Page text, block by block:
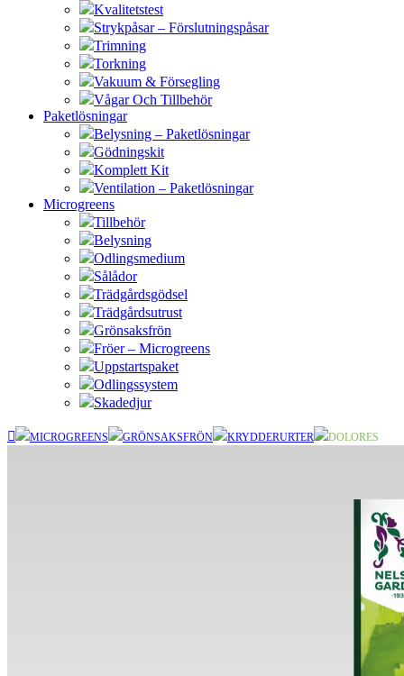
Kvalitetstest
Strykpåsar – Förslutningspåsar
Trimning
Torkning
Vakuum & Försegling
Vågar Och Tillbehör
Paketlösningar
Belysning – Paketlösningar
Gödningskit
Komplett Kit
Ventilation – Paketlösningar
Microgreens
Tillbehör
Belysning
Odlingsmedium
Sålådor
Trädgårdsgödsel
Trädgårdsutrust
Grönsaksfrön
Fröer – Microgreens
Uppstartspaket
Odlingssystem
Skadedjur
MICROGREENS GRÖNSAKSFRÖN KRYDDERURTER DOLORES